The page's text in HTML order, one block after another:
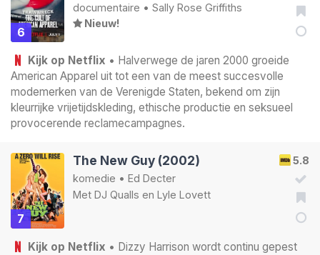
6
documentaire • Sally Rose Griffiths
Nieuw!
Kijk op Netflix • Halverwege de jaren 2000 groeide
American Apparel uit tot een van de meest succesvolle
modemerken van de Verenigde Staten, bekend om zijn
kleurrijke vrijetijdskleding, ethische productie en seksueel
provocerende reclamecampagnes.
7
5.8
The New Guy (2002)
komedie • Ed Decter
Met DJ Qualls en Lyle Lovett
Kijk op Netflix • Dizzy Harrison wordt continu gepest